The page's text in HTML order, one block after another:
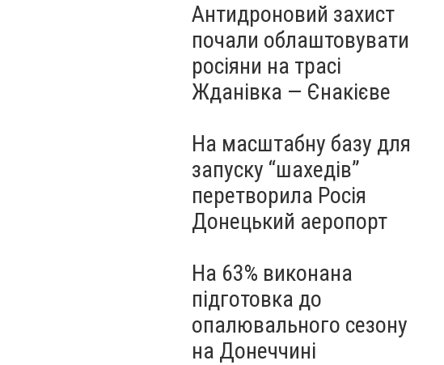
Антидроновий захист
почали облаштовувати
росіяни на трасі
Жданівка — Єнакієве
На масштабну базу для
запуску “шахедів”
перетворила Росія
Донецький аеропорт
На 63% виконана
підготовка до
опалювального сезону
на Донеччині